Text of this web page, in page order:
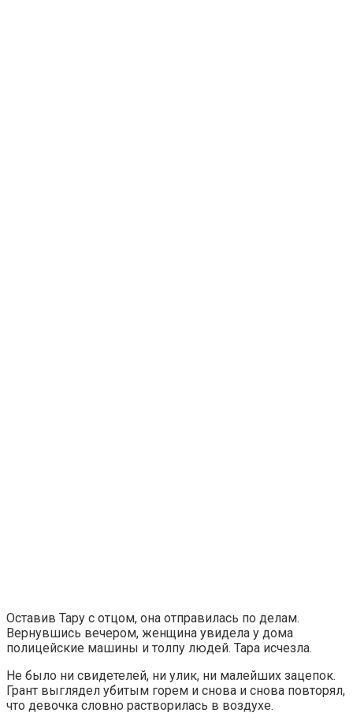
Оставив Тару с отцом, она отправилась по делам.
Вернувшись вечером, женщина увидела у дома
полицейские машины и толпу людей. Тара исчезла.
Не было ни свидетелей, ни улик, ни малейших зацепок.
Грант выглядел убитым горем и снова и снова повторял,
что девочка словно растворилась в воздухе.